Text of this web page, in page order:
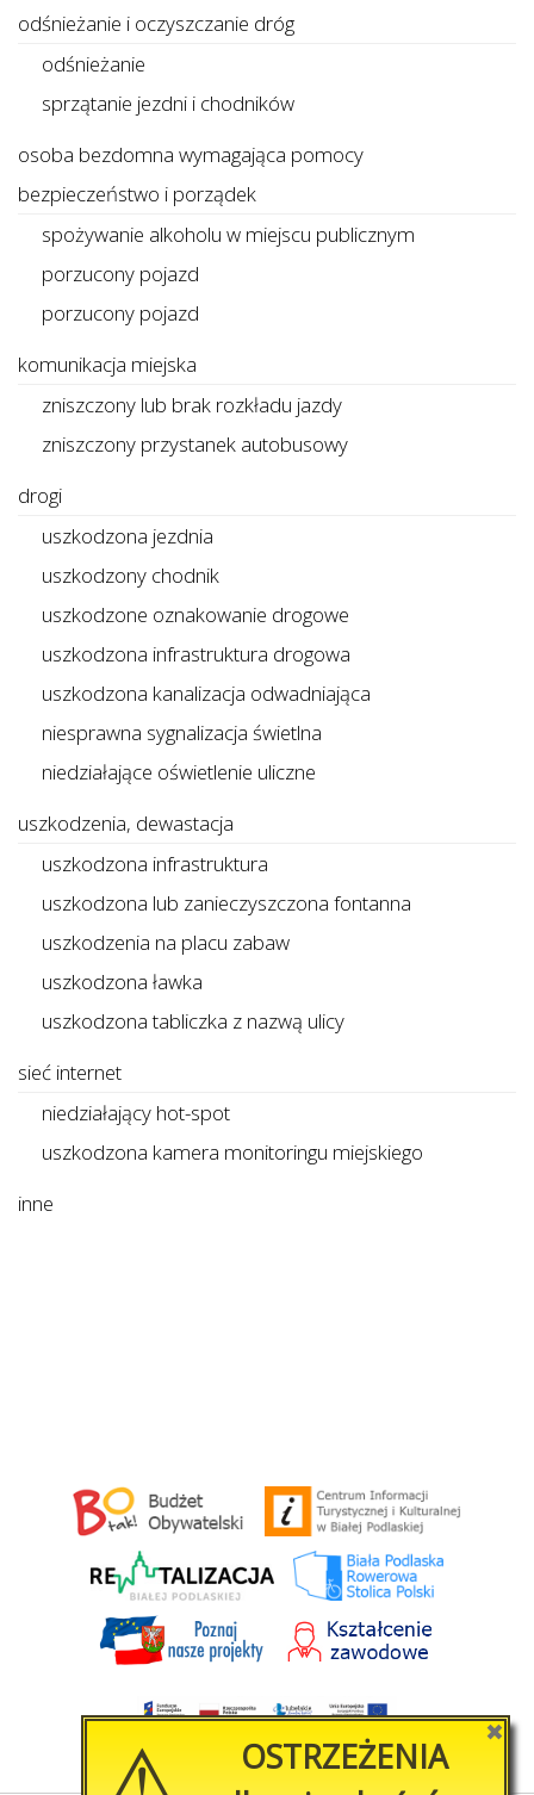
odśnieżanie i oczyszczanie dróg
odśnieżanie
sprzątanie jezdni i chodników
osoba bezdomna wymagająca pomocy
bezpieczeństwo i porządek
spożywanie alkoholu w miejscu publicznym
porzucony pojazd
porzucony pojazd
komunikacja miejska
zniszczony lub brak rozkładu jazdy
zniszczony przystanek autobusowy
drogi
uszkodzona jezdnia
uszkodzony chodnik
uszkodzone oznakowanie drogowe
uszkodzona infrastruktura drogowa
uszkodzona kanalizacja odwadniająca
niesprawna sygnalizacja świetlna
niedziałające oświetlenie uliczne
uszkodzenia, dewastacja
uszkodzona infrastruktura
uszkodzona lub zanieczyszczona fontanna
uszkodzenia na placu zabaw
uszkodzona ławka
uszkodzona tabliczka z nazwą ulicy
sieć internet
niedziałający hot-spot
uszkodzona kamera monitoringu miejskiego
inne
✖
OSTRZEŻENIA